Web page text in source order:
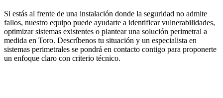
Si estás al frente de una instalación donde la seguridad no admite
fallos, nuestro equipo puede ayudarte a identificar vulnerabilidades,
optimizar sistemas existentes o plantear una solución perimetral a
medida en Toro. Descríbenos tu situación y un especialista en
sistemas perimetrales se pondrá en contacto contigo para proponerte
un enfoque claro con criterio técnico.